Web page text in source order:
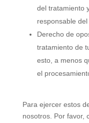
del tratamiento
responsable
Derecho de
tratamiento de
esto, a menos
el
Para ejercer estos
nosotros. Por favor,